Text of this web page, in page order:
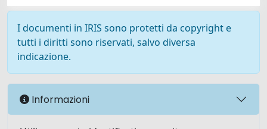
I documenti in IRIS sono protetti da copyright e
tutti i diritti sono riservati, salvo diversa
indicazione.
Informazioni